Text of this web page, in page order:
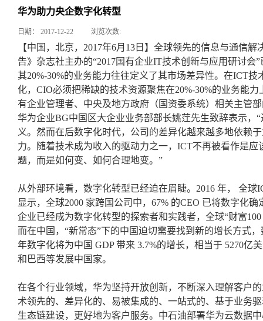
华为助力央企数字化转型
日期： 2017-12-22 浏览次数:
【中国，北京，2017年6月13日】全球领先的信息与通信
告》杂志社主办的“2017国有企业IT技术创新与应用研讨
其20%-30%的业务能力往往定义了其市场差异性。在ICT
化，CIO必须把稀缺的技术资源聚焦在20%-30%的业务能
有企业管理者、中央及地方政府（国资委系统）相关主管
华为企业BG中国区大企业业务部部长姚茳先生致辞表示，
义。然而在后数字化时代，公司的差异化越来越多地依赖
力。随着技术成为收入的驱动力之一，ICT不再被看作是
题，而是如何变、如何合理地变。”
从外部环境看，数字化转型已经迫在眉睫。2016 年， 全
显示，全球2000 家跨国公司中，67% 的CEO 已将数字化
企业已经成为数字化转型的探索者和实践者，全球“财富
而在中国，“新常态”下的中国迫切需要找到新的增长方式
年数字化将为中国 GDP 带来 3.7%的增长，相当于 5270
和巴西等发展中国家。
在各个行业领域，华为坚持开放创新，不断深入理解客户
术领先的、差异化的、易被集成的、一站式的、基于业务
生态链建设，更好地为客户服务。中石油部署华为云数据